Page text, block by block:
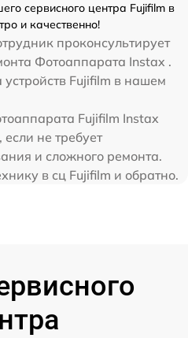
сервисного центра Fujifilm в
и качественно!
проконсультирует
Фотоаппарата Instax .
Fujifilm в нашем
Fujifilm Instax
не требует
и сложного ремонта.
в сц Fujifilm и обратно.